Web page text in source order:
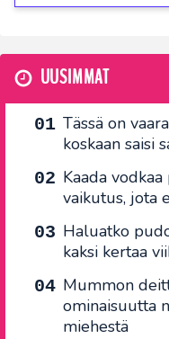
UUSIMMAT
Tässä on
koskaan saisi
Kaada
vaikutus, jota
Haluatko
kaksi kertaa
Mummon
ominaisuutta
miehestä